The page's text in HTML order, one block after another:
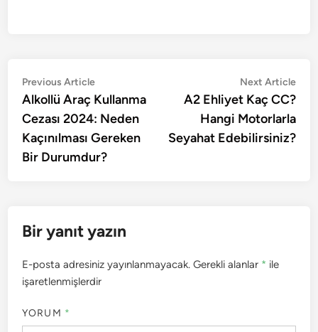
Yazı
gezinmesi
Previous ArticlePrevious
article:
Alkollü Araç Kullanma
Cezası 2024: Neden
Kaçınılması Gereken
Bir Durumdur?
Next Article
A2 Ehliyet Kaç CC?
Hangi Motorlarla
Seyahat Edebilirsiniz?
Bir yanıt yazın
E-posta adresiniz yayınlanmayacak. Gerekli alanlar * ile
işaretlenmişlerdir
YORUM *